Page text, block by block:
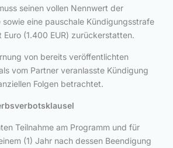
seinen vollen Nennwert der
eine pauschale Kündigungsstrafe
(1.400 EUR) zurückerstatten.
von bereits veröffentlichten
vom Partner veranlasste Kündigung
Folgen betrachtet.
Teilnahme am Programm und für
(1) Jahr nach dessen Beendigung